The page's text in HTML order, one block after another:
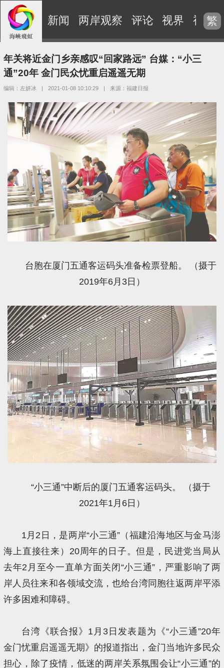
新闻 两岸观察 评论 视界 视频
繁
年关将近金门乡亲感叹“回家路远” 台媒：“小三
通”20年 金门民众忧重启遥遥无期
编辑：左妍冰 | 2021-01-08 10:10:29 | 来源：福建日报
台胞在厦门五通客运码头准备检票登船。 （摄于
2019年6月3日）
“小三通”中断后的厦门五通客运码头。 （摄于
2021年1月6日）
1月2日，是两岸“小三通”（福建沿海地区与金马澎
海上直接往来）20周年的日子。但是，民进党当局从
去年2月至今一直单方面关闭“小三通”，严重影响了两
岸人员往来和各领域交流，也给台湾同胞往返两岸平添
许多困难和障碍。
台湾《联合报》1月3日发表题为《“小三通”20年
金门忧重启遥遥无期》的报道指出，金门当地许多民众
担心，除了疫情，低迷的两岸关系氛围会让“小三通”的